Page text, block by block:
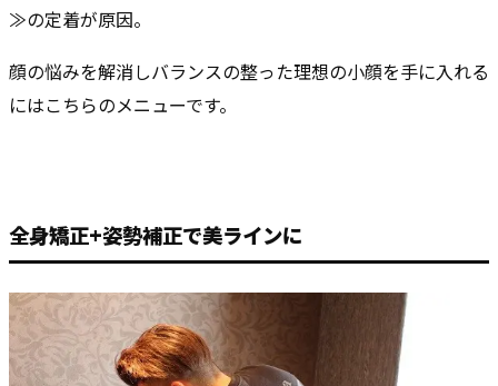
≫の定着が原因。
顔の悩みを解消しバランスの整った理想の小顔を手に入れる
にはこちらのメニューです。
全身矯正+姿勢補正で美ラインに